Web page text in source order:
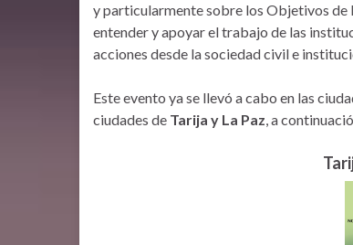
y particularmente sobre los Objetivos de
entender y apoyar el trabajo de las
acciones desde la sociedad civil e
Este evento ya se llevó a cabo en las
ciudades de Tarija y La Paz, a